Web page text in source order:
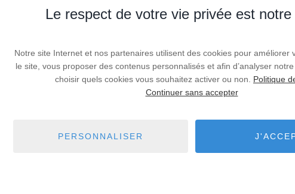
270
un
Le respect de votre vie privée est notre
Notre site Internet et nos partenaires utilisent des cookies pour améliorer
le site, vous proposer des contenus personnalisés et afin d’analyser
choisir quels cookies vous souhaitez activer ou non. Politique
Continuer sans accepter
PERSONNALISER